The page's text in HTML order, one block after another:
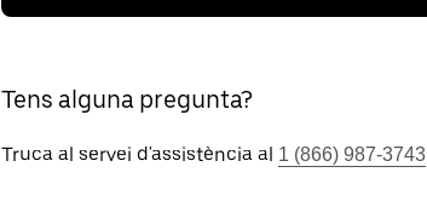
Tens alguna pregunta?
Truca al servei d'assistència al 1 (866) 987-3743